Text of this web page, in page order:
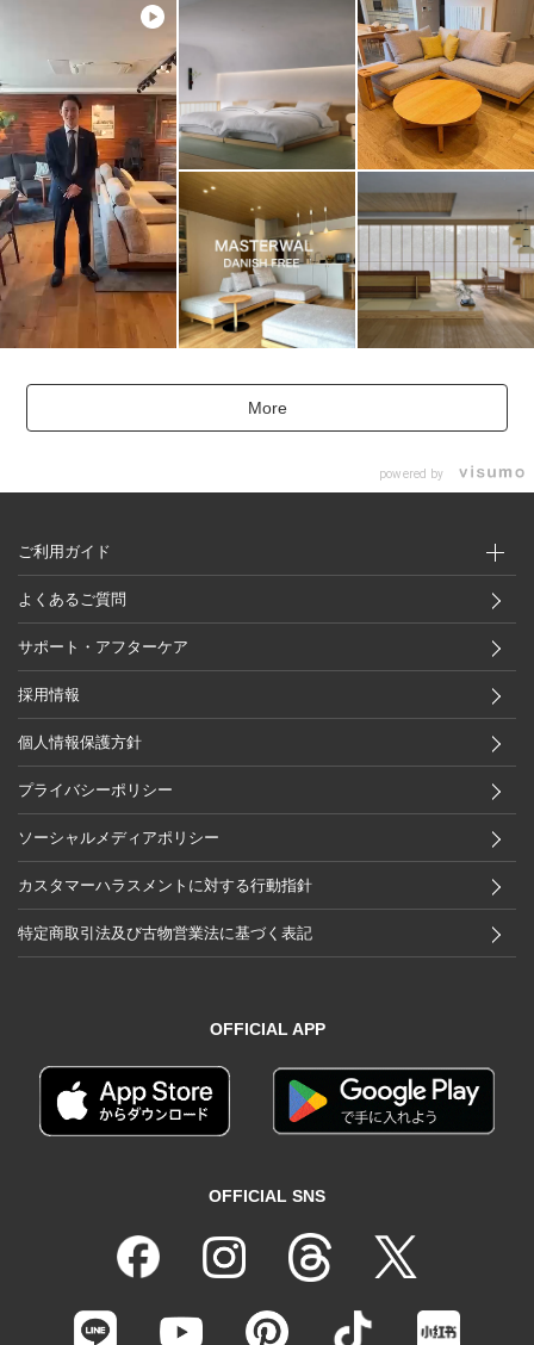
More
powered by
ご利用ガイド
よくあるご質問
サポート・アフターケア
採用情報
個人情報保護方針
プライバシーポリシー
ソーシャルメディアポリシー
カスタマーハラスメントに対する行動指針
特定商取引法及び古物営業法に基づく表記
OFFICIAL APP
OFFICIAL SNS